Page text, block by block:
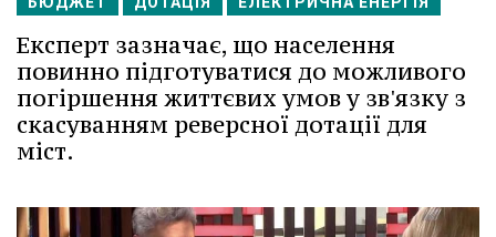
Експерт зазначає, що населення
повинно підготуватися до можливого
погіршення життєвих умов у зв'язку з
скасуванням реверсної дотації для
міст.